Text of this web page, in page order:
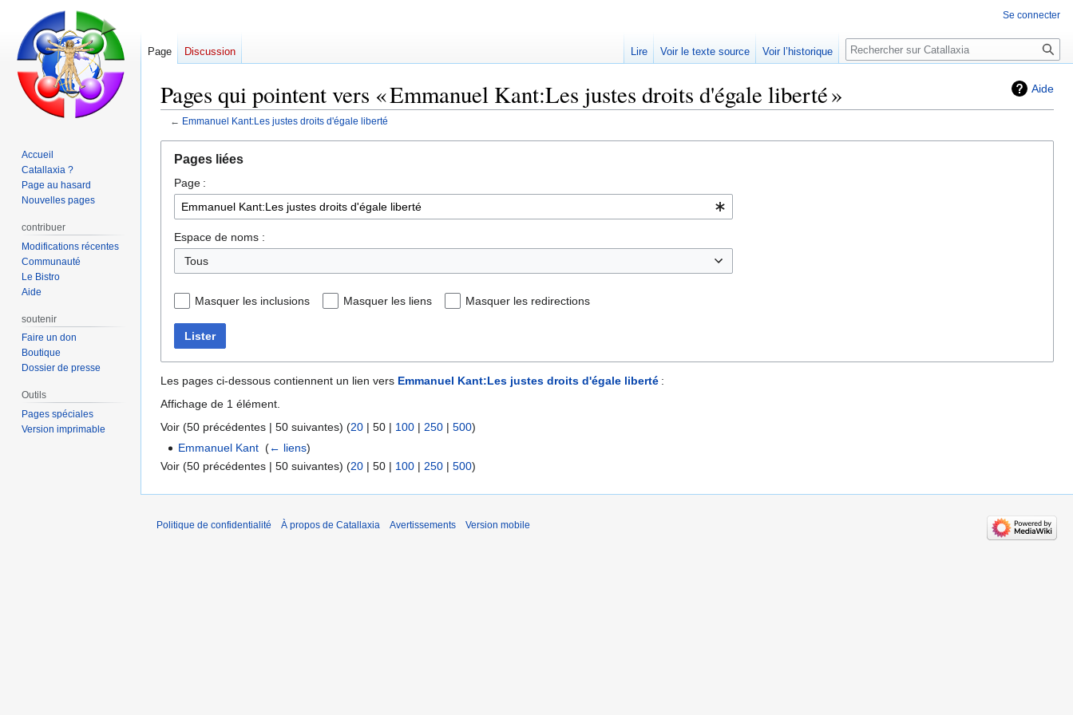
Aide
Pages qui pointent vers « Emmanuel Kant:Les justes droits d'égale liberté »
← Emmanuel Kant:Les justes droits d'égale liberté
navigation
recherche
Pages liées
Page :
Espace de noms :
Tous
Masquer les inclusions Masquer les liens Masquer les redirections
Lister
Les pages ci-dessous contiennent un lien vers Emmanuel Kant:Les justes droits d'égale liberté :
Affichage de 1 élément.
Voir (50 précédentes | 50 suivantes) (20 | 50 | 100 | 250 | 500)
Emmanuel Kant ‎(← liens)
Voir (50 précédentes | 50 suivantes) (20 | 50 | 100 | 250 | 500)
Se connecter
Page Discussion Lire Voir le texte source Voir l’historique Rechercher
Accueil
Catallaxia ?
Page au hasard
Nouvelles pages
contribuer
Modifications récentes
Communauté
Le Bistro
Aide
soutenir
Faire un don
Boutique
Dossier de presse
Outils
Pages spéciales
Version imprimable
Politique de confidentialité À propos de Catallaxia Avertissements Version mobile